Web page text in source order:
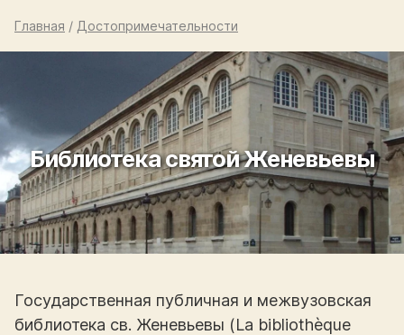
Главная / Достопримечательности
Библиотека святой Женевьевы
Государственная публичная и межвузовская
библиотека св. Женевьевы (La bibliothèque